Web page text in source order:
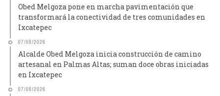
Obed Melgoza pone en marcha pavimentación que
transformará la conectividad de tres comunidades en
Ixcatepec
07/08/2026
Alcalde Obed Melgoza inicia construcción de camino
artesanal en Palmas Altas; suman doce obras iniciadas
en Ixcatepec
07/08/2026